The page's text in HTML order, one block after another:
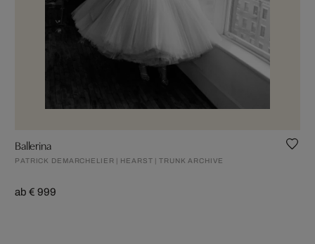
Ballerina
PATRICK DEMARCHELIER | HEARST | TRUNK ARCHIVE
ab € 999